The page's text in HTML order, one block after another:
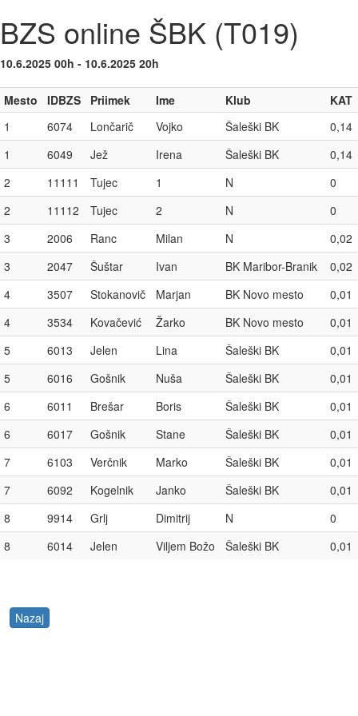
BZS online ŠBK (T019)
10.6.2025 00h - 10.6.2025 20h
Mesto IDBZS Priimek Ime Klub
KAT
1
6074 Lončarič Vojko Šaleški BK
0,14
1
6049 Jež Irena Šaleški BK
0,14
2
11111 Tujec 1 N
0
2
11112 Tujec 2 N
0
3
2006 Ranc Milan N
0,02
3
2047 Šuštar Ivan BK Maribor-Branik
0,02
4
3507 Stokanovič Marjan BK Novo mesto
0,01
4
3534 Kovačević Žarko BK Novo mesto
0,01
5
6013 Jelen Lina Šaleški BK
0,01
5
6016 Gošnik Nuša Šaleški BK
0,01
6
6011 Brešar Boris Šaleški BK
0,01
6
6017 Gošnik Stane Šaleški BK
0,01
7
6103 Verčnik Marko Šaleški BK
0,01
7
6092 Kogelnik Janko Šaleški BK
0,01
8
9914 Grlj Dimitrij N
0
8
6014 Jelen Viljem Božo Šaleški BK 0,01